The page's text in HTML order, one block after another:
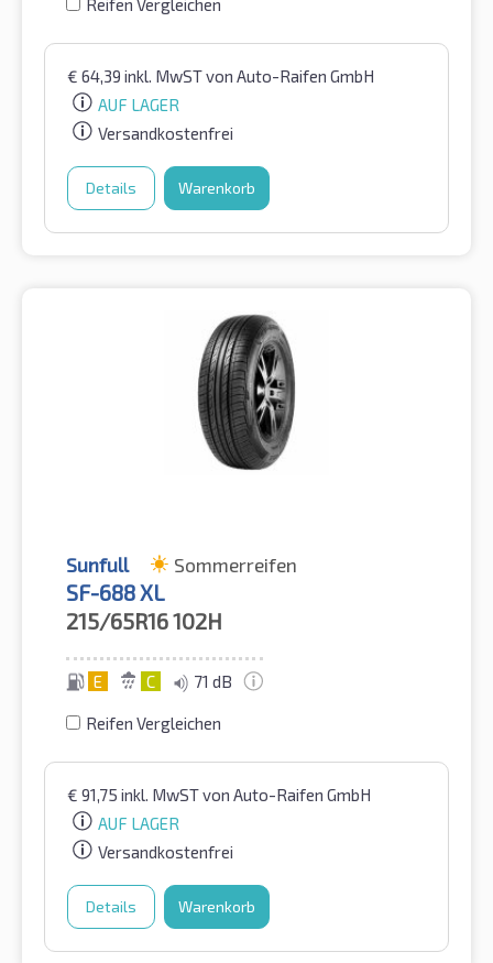
Reifen Vergleichen
€ 64,39 inkl. MwSTvon Auto-Raifen GmbH
AUF LAGER
Versandkostenfrei
Details Warenkorb
Sunfull Sommerreifen
SF-688 XL
215/65R16102H
E C 71 dB
Reifen Vergleichen
€ 91,75 inkl. MwSTvon Auto-Raifen GmbH
AUF LAGER
Versandkostenfrei
Details Warenkorb